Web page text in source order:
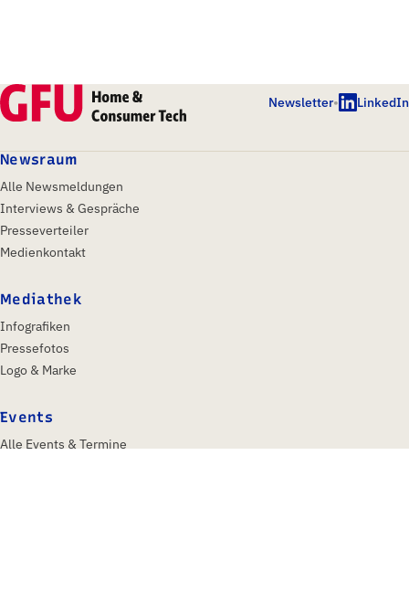
Newsletter• LinkedIn
Newsraum
Alle Newsmeldungen
Interviews & Gespräche
Presseverteiler
Medienkontakt
Mediathek
Infografiken
Pressefotos
Logo & Marke
Events
Alle Events & Termine